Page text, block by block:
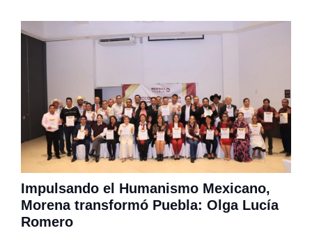
Impulsando el Humanismo Mexicano,
Morena transformó Puebla: Olga Lucía
Romero